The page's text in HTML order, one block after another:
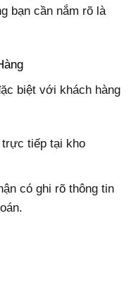
bạn cần nắm rõ là
biệt với khách hàng
tiếp tại kho
có ghi rõ thông tin